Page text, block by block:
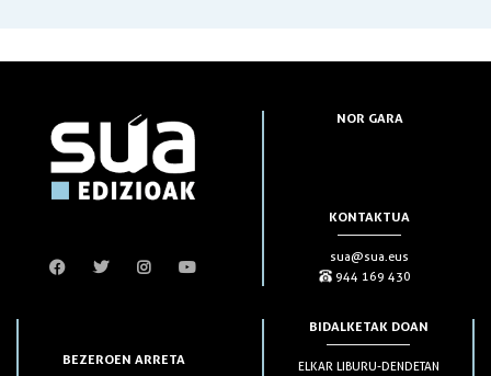
NOR GARA
KONTAKTUA
sua@sua.eus
944 169 430
BEZEROEN ARRETA
BIDALKETAK DOAN
ELKAR LIBURU-DENDETAN